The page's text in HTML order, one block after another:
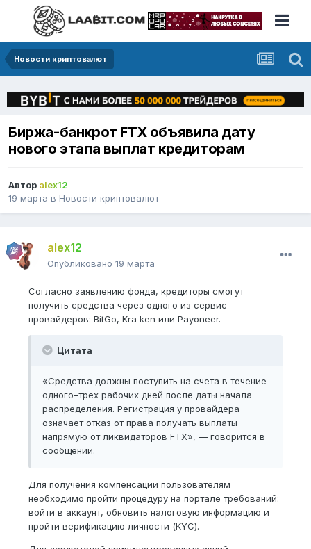
Новости криптовалют
Биржа-банкрот FTX объявила дату
нового этапа выплат кредиторам
Автор alex12
19 марта в Новости криптовалют
alex12
Опубликовано 19 марта
Согласно заявлению фонда, кредиторы смогут
получить средства через одного из сервис-
провайдеров: BitGo, Kra ken или Payoneer.
Цитата
«Средства должны поступить на счета в течение
одного–трех рабочих дней после даты начала
распределения. Регистрация у провайдера
означает отказ от права получать выплаты
напрямую от ликвидаторов FTX», — говорится в
сообщении.
Для получения компенсации пользователям
необходимо пройти процедуру на портале требований:
войти в аккаунт, обновить налоговую информацию и
пройти верификацию личности (KYC).